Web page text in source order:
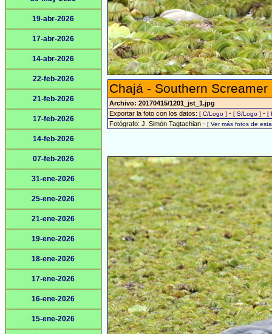
19-abr-2026
17-abr-2026
14-abr-2026
22-feb-2026
21-feb-2026
17-feb-2026
14-feb-2026
07-feb-2026
31-ene-2026
25-ene-2026
21-ene-2026
19-ene-2026
18-ene-2026
17-ene-2026
16-ene-2026
15-ene-2026
Chajá - Southern
Archivo: 20170415/1201_jst_1.jpg
Exportar la foto con los datos: [ C/Logo ] - [ S/Logo ] - [
Fotógrafo: J. Simón Tagtachian - [ Ver más fotos de